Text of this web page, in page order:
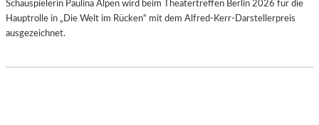
Schauspielerin Paulina Alpen wird beim Theatertreffen Berlin 2026 für die
Hauptrolle in „Die Welt im Rücken“ mit dem Alfred-Kerr-Darstellerpreis
ausgezeichnet.